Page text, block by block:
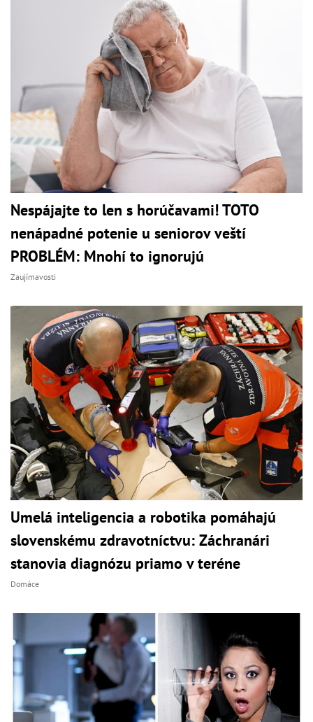
Nespájajte to len s horúčavami! TOTO
nenápadné potenie u seniorov veští
PROBLÉM: Mnohí to ignorujú
Zaujímavosti
Umelá inteligencia a robotika pomáhajú
slovenskému zdravotníctvu: Záchranári
stanovia diagnózu priamo v teréne
Domáce